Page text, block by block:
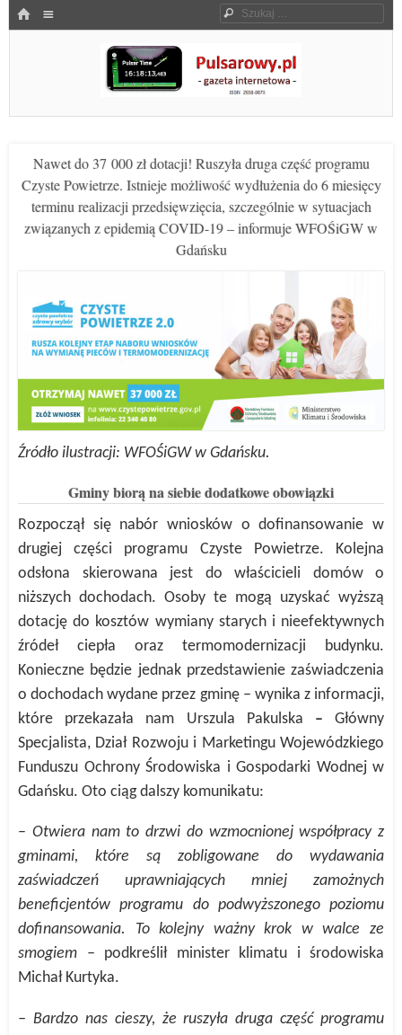
HOME Szukaj
Pulsarowy.pl
Nawet do 37 000 zł dotacji! Ruszyła druga część programu
Czyste Powietrze. Istnieje możliwość wydłużenia do 6 miesięcy
terminu realizacji przedsięwzięcia, szczególnie w sytuacjach
związanych z epidemią COVID-19 – informuje WFOŚiGW w
Gdańsku
Źródło ilustracji: WFOŚiGW w Gdańsku.
Gminy biorą na siebie dodatkowe obowiązki
Rozpoczął się nabór wniosków o dofinansowanie w
drugiej części programu Czyste Powietrze. Kolejna
odsłona skierowana jest do właścicieli domów o
niższych dochodach. Osoby te mogą uzyskać wyższą
dotację do kosztów wymiany starych i nieefektywnych
źródeł ciepła oraz termomodernizacji budynku.
Konieczne będzie jednak przedstawienie zaświadczenia
o dochodach wydane przez gminę – wynika z informacji,
które przekazała nam Urszula Pakulska –Główny
Specjalista, Dział Rozwoju i Marketingu Wojewódzkiego
Funduszu Ochrony Środowiska i Gospodarki Wodnej w
Gdańsku. Oto ciąg dalszy komunikatu:
– Otwiera nam to drzwi do wzmocnionej współpracy z
gminami, które są zobligowane do wydawania
zaświadczeń uprawniających mniej zamożnych
beneficjentów programu do podwyższonego poziomu
dofinansowania. To kolejny ważny krok w walce ze
smogiem – podkreślił minister klimatu i środowiska
Michał Kurtyka.
– Bardzo nas cieszy, że ruszyła druga część programu